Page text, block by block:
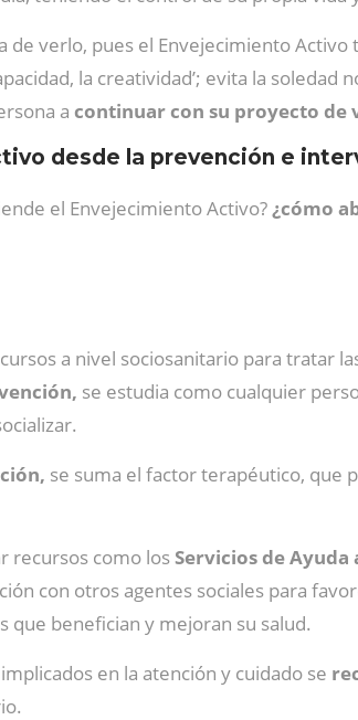
de verlo, pues el Envejecimiento Activo
la creatividad’; evita la
a continuar con su proyecto de
desde la prevención e
el Envejecimiento Activo?¿cómo
a nivel sociosanitario para tratar
se estudia como cualquier
se suma el factor terapéutico, que
recursos como losServicios de Ayuda
con otros agentes sociales para
que benefician y mejoran su salud.
en la atención y cuidado se